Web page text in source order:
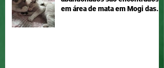
em área de mata em Mogi das